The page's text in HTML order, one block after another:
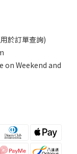
於訂單查詢)
on Weekend and